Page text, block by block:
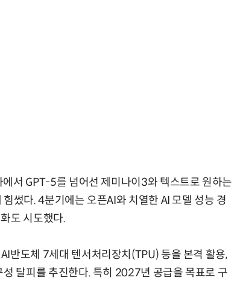
서 GPT-5를 넘어선 제미나이3와 텍스트로 원하는
썼다. 4분기에는 오픈AI와 치열한 AI 모델 성능 경
도 시도했다.
반도체 7세대 텐서처리장치(TPU) 등을 본격 활용,
탈피를 추진한다. 특히 2027년 공급을 목표로 구